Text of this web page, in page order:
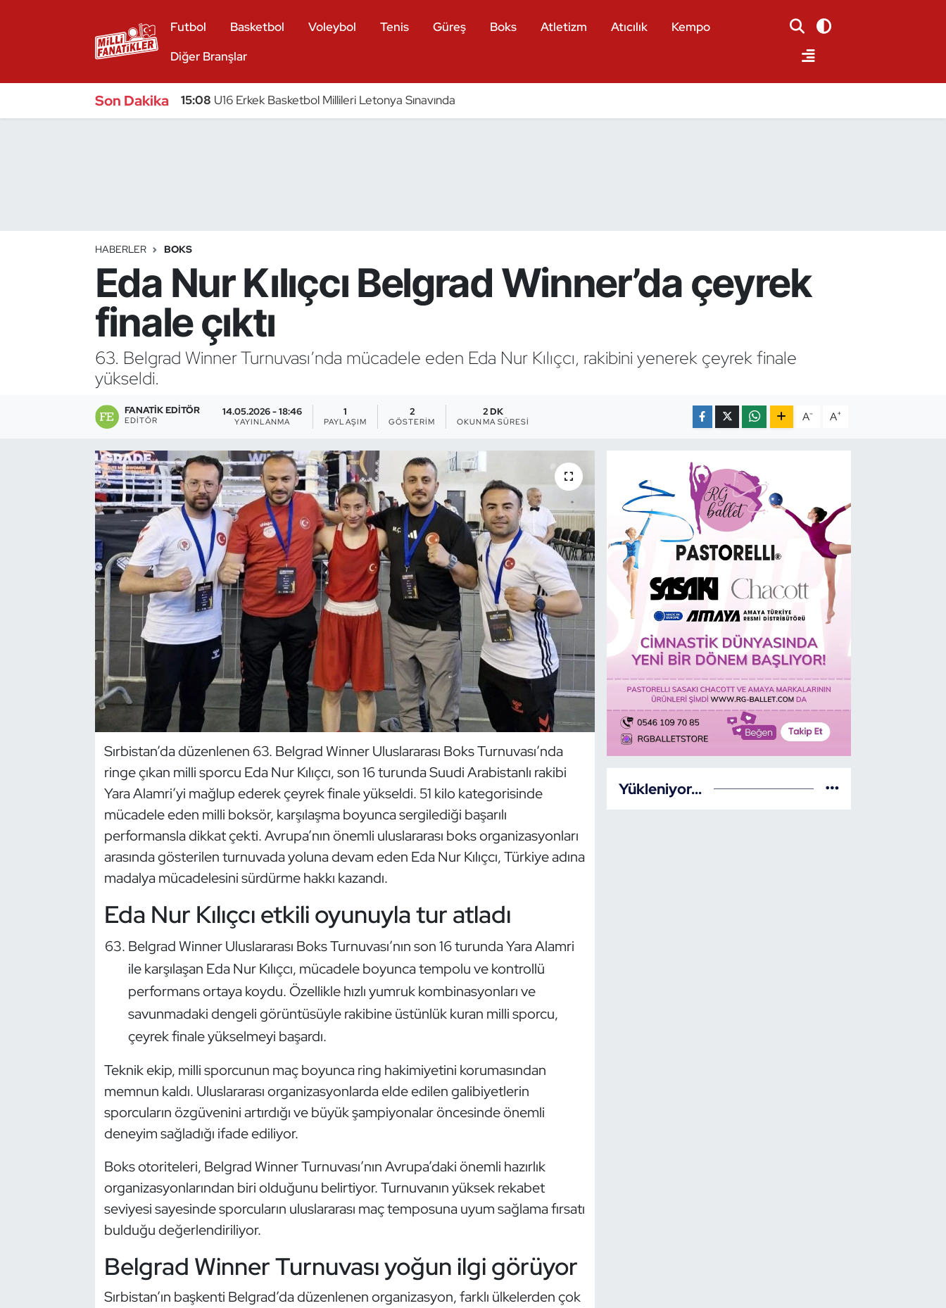
Futbol Basketbol Voleybol Tenis Güreş Boks Atletizm Atıcılık
Kempo
Diğer Branşlar
Son Dakika 15:08 U16 Erkek Basketbol Millileri Letonya Sınavında
HABERLER BOKS
Eda Nur Kılıçcı Belgrad Winner’da çeyrek
finale çıktı
63. Belgrad Winner Turnuvası’nda mücadele eden Eda Nur Kılıçcı, rakibini yenerek çeyrek finale
yükseldi.
FANATIK EDITÖR
EDITÖR
14.05.2026 - 18:46
YAYINLANMA
1
PAYLAŞIM
2
GÖSTERIM
2 DK
OKUNMA SÜRESI A- A+
Sırbistan’da düzenlenen 63. Belgrad Winner Uluslararası Boks Turnuvası’nda
ringe çıkan milli sporcu Eda Nur Kılıçcı, son 16 turunda Suudi Arabistanlı rakibi
Yara Alamri’yi mağlup ederek çeyrek finale yükseldi. 51 kilo kategorisinde
mücadele eden milli boksör, karşılaşma boyunca sergilediği başarılı
performansla dikkat çekti. Avrupa’nın önemli uluslararası boks organizasyonları
arasında gösterilen turnuvada yoluna devam eden Eda Nur Kılıçcı, Türkiye adına
madalya mücadelesini sürdürme hakkı kazandı.
Eda Nur Kılıçcı etkili oyunuyla tur atladı
Belgrad Winner Uluslararası Boks Turnuvası’nın son 16 turunda Yara Alamri
ile karşılaşan Eda Nur Kılıçcı, mücadele boyunca tempolu ve kontrollü
performans ortaya koydu. Özellikle hızlı yumruk kombinasyonları ve
savunmadaki dengeli görüntüsüyle rakibine üstünlük kuran milli sporcu,
çeyrek finale yükselmeyi başardı.
Teknik ekip, milli sporcunun maç boyunca ring hakimiyetini korumasından
memnun kaldı. Uluslararası organizasyonlarda elde edilen galibiyetlerin
sporcuların özgüvenini artırdığı ve büyük şampiyonalar öncesinde önemli
deneyim sağladığı ifade ediliyor.
Boks otoriteleri, Belgrad Winner Turnuvası’nın Avrupa’daki önemli hazırlık
organizasyonlarından biri olduğunu belirtiyor. Turnuvanın yüksek rekabet
seviyesi sayesinde sporcuların uluslararası maç temposuna uyum sağlama fırsatı
bulduğu değerlendiriliyor.
Belgrad Winner Turnuvası yoğun ilgi görüyor
Sırbistan’ın başkenti Belgrad’da düzenlenen organizasyon, farklı ülkelerden çok
Yükleniyor...
Bocce Bowling Dart
Buz Hokeyi
Buz Pateni
Çim Hokeyi
Cimnastik
Dans Sporları
Dövüş Sanatı
İşitme Engelli Sporcular
Judo ve Kuraş
Kano ve Rafting